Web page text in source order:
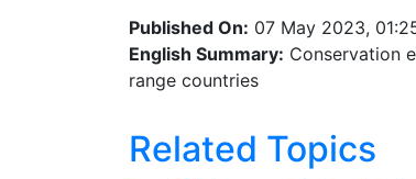
English Summary:Conservation
range countries
Related Topics
News migratory birds and their